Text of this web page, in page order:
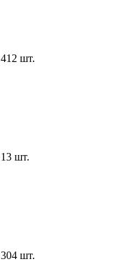
412 шт.
13 шт.
304 шт.